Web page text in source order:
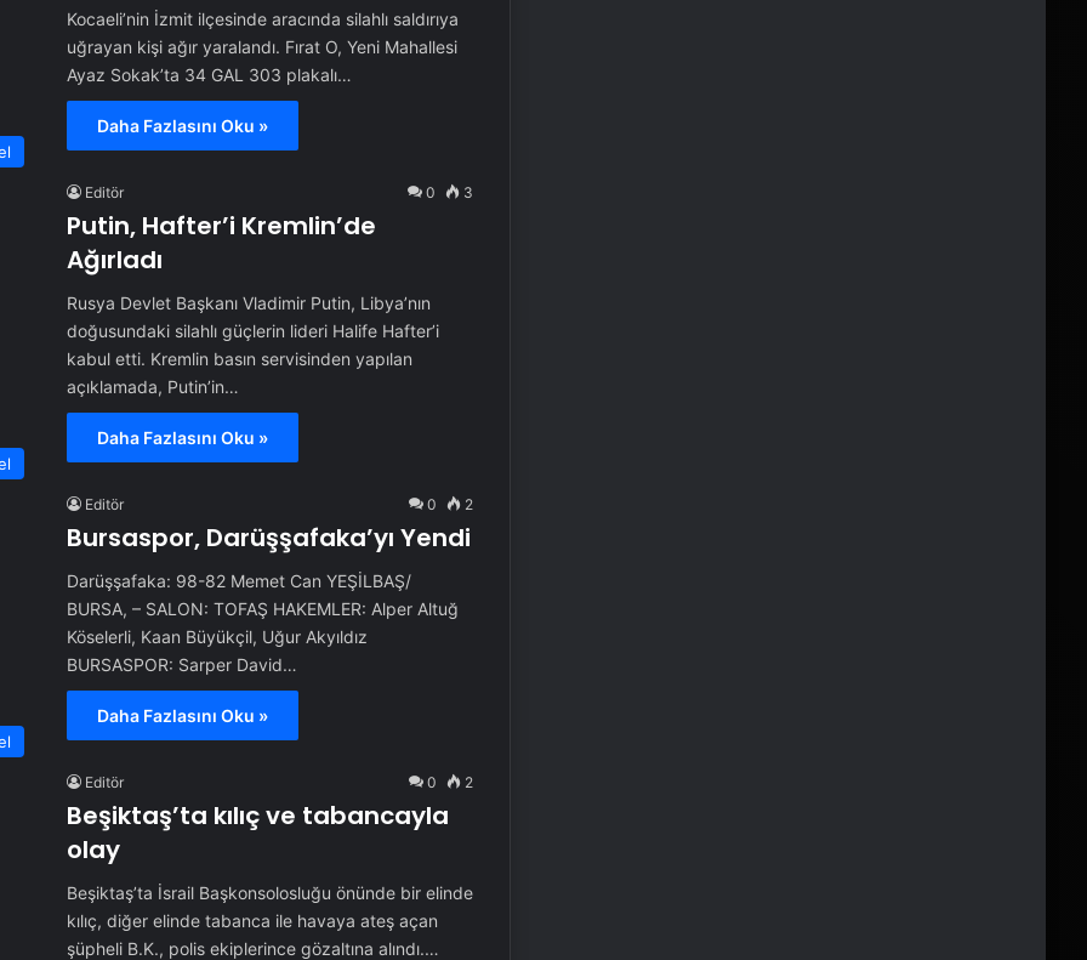
Kocaeli’nin İzmit ilçesinde aracında silahlı saldırıya
uğrayan kişi ağır yaralandı. Fırat O, Yeni Mahallesi
Ayaz Sokak’ta 34 GAL 303 plakalı…
Daha Fazlasını Oku »
Editör 0 3
Putin, Hafter’i Kremlin’de
Ağırladı
Rusya Devlet Başkanı Vladimir Putin, Libya’nın
doğusundaki silahlı güçlerin lideri Halife Hafter’i
kabul etti. Kremlin basın servisinden yapılan
açıklamada, Putin’in…
Daha Fazlasını Oku »
Editör 0 2
Bursaspor, Darüşşafaka’yı Yendi
Darüşşafaka: 98-82 Memet Can YEŞİLBAŞ/
BURSA, – SALON: TOFAŞ HAKEMLER: Alper Altuğ
Köselerli, Kaan Büyükçil, Uğur Akyıldız
BURSASPOR: Sarper David…
Daha Fazlasını Oku »
Editör 0 2
Beşiktaş’ta kılıç ve tabancayla
olay
Beşiktaş’ta İsrail Başkonsolosluğu önünde bir elinde
kılıç, diğer elinde tabanca ile havaya ateş açan
şüpheli B.K., polis ekiplerince gözaltına alındı.…